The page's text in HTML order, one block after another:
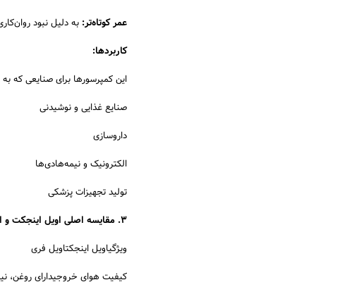
عمر کوتاه‌تر: به دلیل نبود
کاربردها:
این کمپرسورها برای صنایعی که به
صنایع غذایی و نوشیدنی
داروسازی
الکترونیک و نیمه‌هادی‌ها
تولید تجهیزات پزشکی
3. مقایسه اصلی اویل اینجکت و اویل فری
ویژگیاویل اینجکتاویل فری
کیفیت هوای خروجیدارای روغن،